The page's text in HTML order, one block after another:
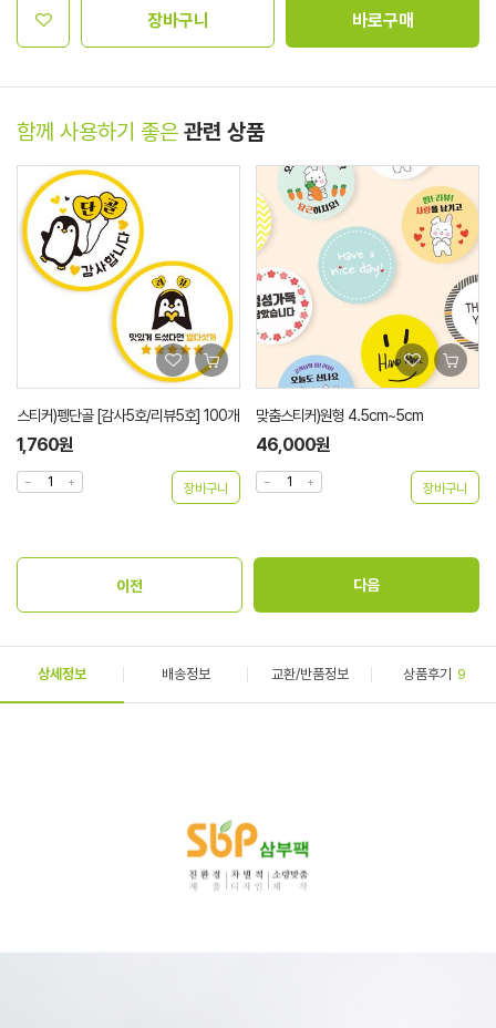
장바구니 바로구매
함께 사용하기 좋은 관련 상품
스티커)펭단골 [감사5호/리뷰5호] 100개
1,760원
맞춤스티커)원형 4.5cm~5cm
46,000원
상세정보 배송정보 교환/반품정보 상품후기 9